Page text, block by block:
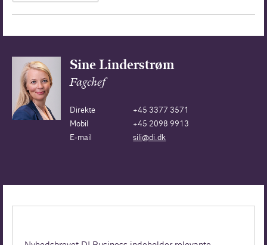
Sine Linderstrøm
Fagchef
Direkte
+45 3377 3571
Mobil
+45 2098 9913
E-mail
sili@di.dk